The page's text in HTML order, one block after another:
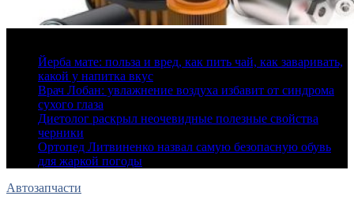
Йерба мате: польза и вред, как пить чай, как заваривать,
какой у напитка вкус
Врач Лобан: увлажнение воздуха избавит от синдрома
сухого глаза
Диетолог раскрыл неочевидные полезные свойства
черники
Ортопед Литвиненко назвал самую безопасную обувь
для жаркой погоды
Автозапчасти